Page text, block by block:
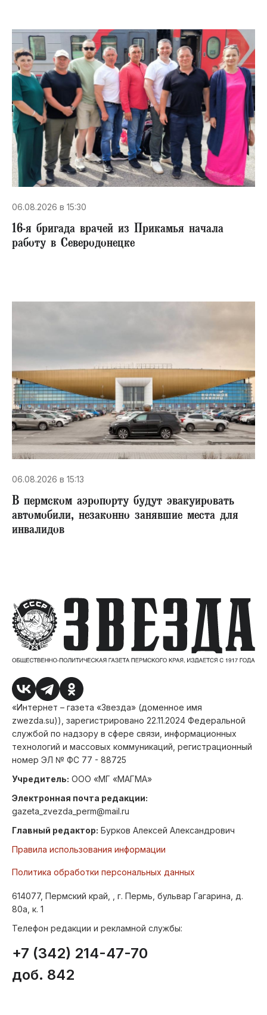
06.08.2026 в 15:30
16-я бригада врачей из Прикамья начала
работу в Северодонецке
06.08.2026 в 15:13
В пермском аэропорту будут эвакуировать
автомобили, незаконно занявшие места для
инвалидов
«Интернет – газета «Звезда» (доменное имя
zwezda.su)), зарегистрировано 22.11.2024 Федеральной
службой по надзору в сфере связи, информационных
технологий и массовых коммуникаций, регистрационный
номер ЭЛ № ФС 77 - 88725
Учредитель: ООО «МГ «МАГМА»
Электронная почта редакции:
gazeta_zvezda_perm@mail.ru
Главный редактор: Бурков Алексей Александрович
Правила использования информации
Политика обработки персональных данных
614077, Пермский край, , г. Пермь, бульвар Гагарина, д.
80а, к. 1
Телефон редакции и рекламной службы:
+7 (342) 214-47-70
доб. 842